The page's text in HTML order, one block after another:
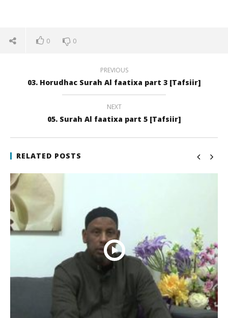
04. Surah Al faatixa part 4 [Tafsiir]
juli
qubamedia
juli
0 0
PREVIOUS
03. Horudhac Surah Al faatixa part 3 [Tafsiir]
NEXT
05. Surah Al faatixa part 5 [Tafsiir]
RELATED POSTS